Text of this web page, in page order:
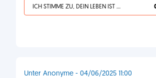
ICH STIMME ZU, DEIN LEBEN IST SCHEISSE
Unter Anonyme - 04/06/2025 11:00